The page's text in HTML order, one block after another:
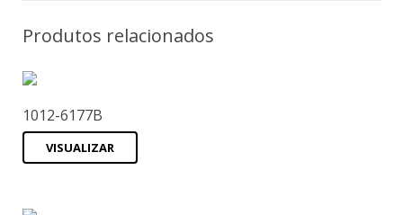
Produtos relacionados
1012-6177B
VISUALIZAR